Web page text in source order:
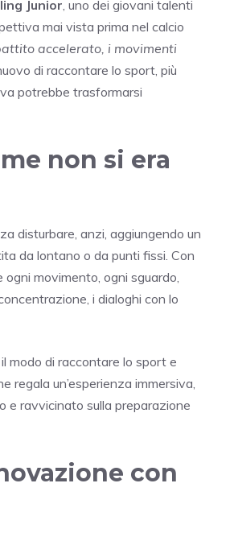
Junior , uno dei giovani talenti
mai vista prima nel calcio
accelerato, i movimenti
di raccontare lo sport, più
potrebbe trasformarsi
non si era
disturbare, anzi, aggiungendo un
da lontano o da punti fissi. Con
movimento, ogni sguardo,
i dialoghi con lo
modo di raccontare lo sport e
un’esperienza immersiva,
e ravvicinato sulla preparazione
con